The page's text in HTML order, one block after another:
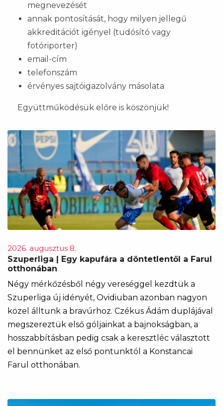
megnevezését
annak pontosítását, hogy milyen jellegű
akkreditációt igényel (tudósító vagy
fotóriporter)
email-cím
telefonszám
érvényes sajtóigazolvány másolata
Együttműködésük előre is köszönjük!
2026. augusztus 8.
Szuperliga | Egy kapufára a döntetlentől a Farul
otthonában
Négy mérkőzésből négy vereséggel kezdtük a
Szuperliga új idényét, Ovidiuban azonban nagyon
közel álltunk a bravúrhoz. Czékus Ádám duplájával
megszereztük első góljainkat a bajnokságban, a
hosszabbításban pedig csak a keresztléc választott
el bennünket az első pontunktól a Konstancai
Farul otthonában.